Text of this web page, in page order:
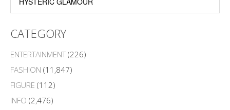
CATEGORY
ENTERTAINMENT(226)
FASHION (11,847)
FIGURE (112)
INFO (2,476)